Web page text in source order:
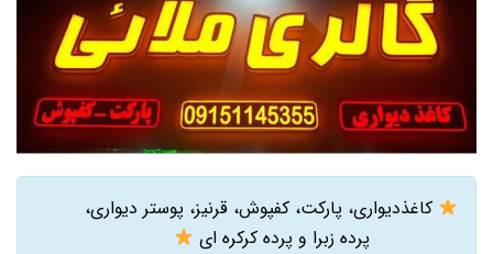
کاغذدیواری، پارکت، کفپوش، قرنیز، پوستر دیواری،
پرده زبرا و پرده کرکره ای